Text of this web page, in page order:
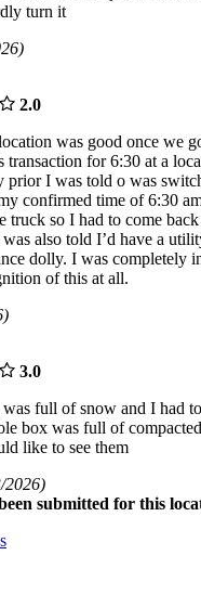
turn it
2.0
was good once we
transaction for 6:30 at a
prior I was told o was
confirmed time of 6:30
truck so I had to come
was also told I’d have a
dolly. I was completely
of this at all.
3.0
full of snow and I had
box was full of
like to see them
2026)
submitted for this